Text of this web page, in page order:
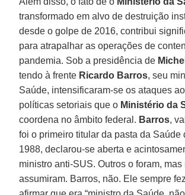
transformado em alvo de destruição
desde o golpe de 2016, contribui
para atrapalhar as operações de
pandemia. Sob a presidência de
tendo à frente Ricardo Barros, seu
Saúde, intensificaram-se os ataques
políticas setoriais que o Ministério da
coordena no âmbito federal. Barros,
foi o primeiro titular da pasta da Saúde
1988, declarou-se aberta e
ministro anti-SUS. Outros o foram, mas
assumiram. Barros, não. Ele sempre